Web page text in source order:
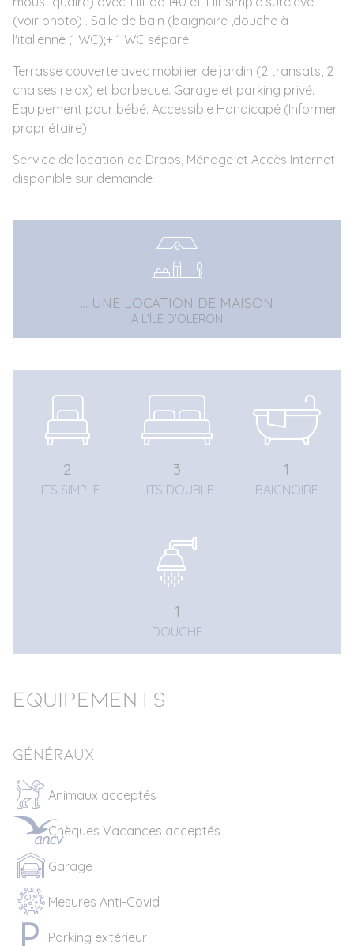
(voir photo) . Salle de bain (baignoire ,douche à
l'italienne ,1 WC);+ 1 WC séparé
Terrasse couverte avec mobilier de jardin (2 transats, 2
chaises relax) et barbecue. Garage et parking privé.
Équipement pour bébé. Accessible Handicapé (Informer
propriétaire)
Service de location de Draps, Ménage et Accès Internet
disponible sur demande
... UNE LOCATION DE MAISON
À L'ÎLE D'OLÉRON
2
LITS SIMPLE
3
LITS DOUBLE
1
BAIGNOIRE
1
DOUCHE
Equipements
Généraux
Animaux acceptés
Chèques Vacances acceptés
Garage
Mesures Anti-Covid
Parking extérieur